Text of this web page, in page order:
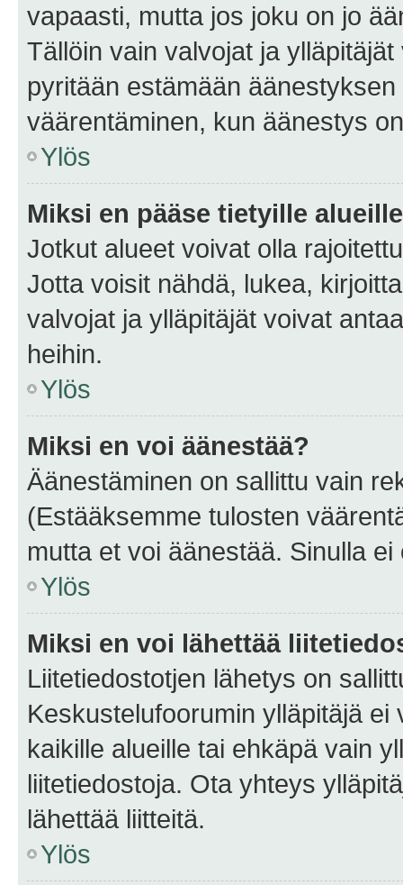
vapaasti, mutta jos joku on jo
Tällöin vain valvojat ja
pyritään estämään
väärentäminen, kun äänestys
Ylös
Miksi en pääse tietyille
Jotkut alueet voivat olla
Jotta voisit nähdä, lukea,
valvojat ja ylläpitäjät voivat
heihin.
Ylös
Miksi en voi äänestää?
Äänestäminen on sallittu vain
(Estääksemme tulosten
mutta et voi äänestää. Sinulla
Ylös
Miksi en voi lähettää
Liitetiedostotjen lähetys on
Keskustelufoorumin ylläpitäjä
kaikille alueille tai ehkäpä vain
liitetiedostoja. Ota yhteys
lähettää liitteitä.
Ylös